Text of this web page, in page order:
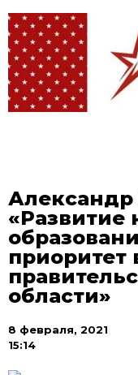
«Развитие
приоритет
области»
8 февраля, 2021
15:14